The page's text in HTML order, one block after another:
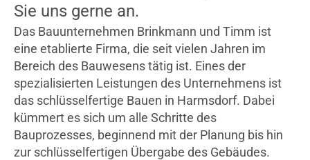
Sie uns gerne an.
Das Bauunternehmen Brinkmann und Timm ist
eine etablierte Firma, die seit vielen Jahren im
Bereich des Bauwesens tätig ist. Eines der
spezialisierten Leistungen des Unternehmens ist
das schlüsselfertige Bauen in Harmsdorf. Dabei
kümmert es sich um alle Schritte des
Bauprozesses, beginnend mit der Planung bis hin
zur schlüsselfertigen Übergabe des Gebäudes.